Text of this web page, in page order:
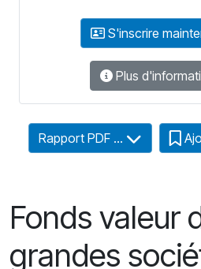
S'inscrire
Plus
Fonds valeur
grandes
Rapport PDF ...